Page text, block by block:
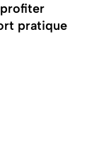
pratique